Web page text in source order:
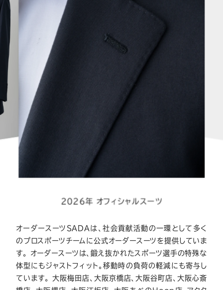
2026年 オフィシャルスーツ
オーダースーツSADAは、社会貢献活動の一環として多く
のプロスポーツチームに公式オーダースーツを提供していま
す。 オーダースーツは、鍛え抜かれたスポーツ選手の特殊な
体型にもジャストフィット。移動時の負荷の軽減にも寄与し
ています。 大阪梅田店、大阪京橋店、大阪谷町店、大阪心斎